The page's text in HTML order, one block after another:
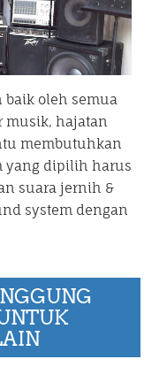
baik oleh semua
musik, hajatan
membutuhkan
yang dipilih harus
suara jernih &
system dengan